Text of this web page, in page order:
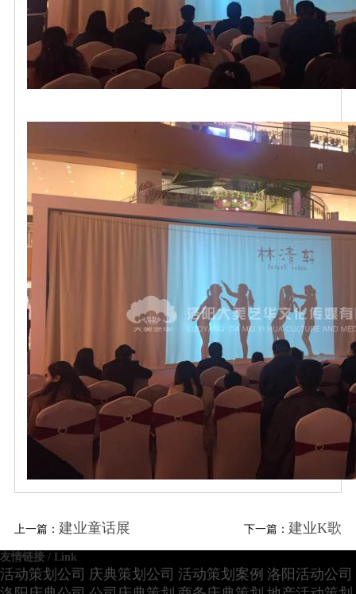
上一篇： 建业童话展 下一篇： 建业K歌
友情链接 / Link
活动策划公司 庆典策划公司 活动策划案例 洛阳活动公司